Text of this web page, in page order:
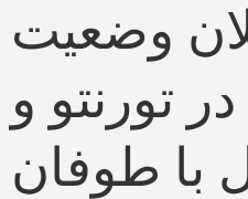
وضعیت
تورنتو و
با طوفان